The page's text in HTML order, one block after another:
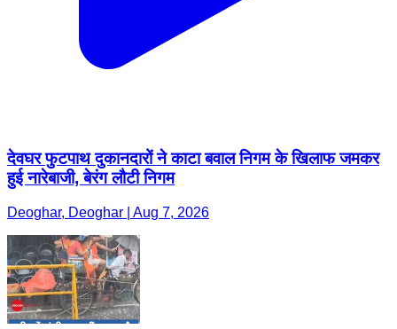
देवघर फुटपाथ दुकानदारों ने काटा बवाल निगम के खिलाफ जमकर
हुई नारेबाजी, बेरंग लौटी निगम
Deoghar, Deoghar | Aug 7, 2026